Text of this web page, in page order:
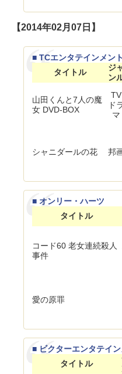
【2014年02月07日】
■ TCエンタテインメント
タイトル
ジ
ン
山田くんと7人の魔
女 DVD-BOX
TV
ド
マ
シャニダールの花 邦
■ オンリー・ハーツ
タイトル
コード60 老女連続殺人
事件
愛の原罪
■ ビクターエンタテイン
タイトル